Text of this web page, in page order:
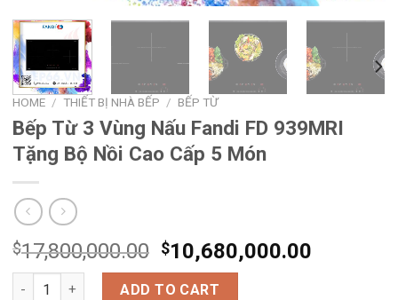
HOME / THIẾT BỊ NHÀ BẾP / BẾP TỪ
Bếp Từ 3 Vùng Nấu Fandi FD 939MRI
Tặng Bộ Nồi Cao Cấp 5 Món
$17,800,000.00 $10,680,000.00
Bếp Từ 3 Vùng Nấu Fandi FD 939MRI Tặng Bộ Nồi Cao Cấp 5
ADD TO CART